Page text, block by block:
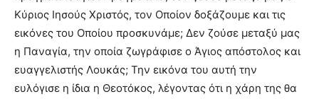
Κύριος Ιησούς Χριστός, τον Οποίον δοξάζουμε και τις
εικόνες του Οποίου προσκυνάμε; Δεν ζούσε μεταξύ μας
η Παναγία, την οποία ζωγράφισε ο Άγιος απόστολος και
ευαγγελιστής Λουκάς; Την εικόνα του αυτή την
ευλόγισε η ίδια η Θεοτόκος, λέγοντας ότι η χάρη της θα